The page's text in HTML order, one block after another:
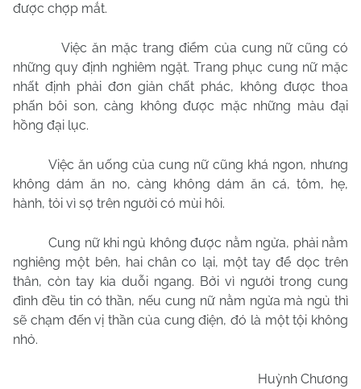
được chợp mắt.
Việc ăn mặc trang điểm của cung nữ cũng có
những quy định nghiêm ngặt. Trang phục cung nữ mặc
nhất định phải đơn giản chất phác, không được thoa
phấn bôi son, càng không được mặc những màu đại
hồng đại lục.
Việc ăn uống của cung nữ cũng khá ngon, nhưng
không dám ăn no, càng không dám ăn cá, tôm, hẹ,
hành, tỏi vì sợ trên người có mùi hôi.
Cung nữ khi ngủ không được nằm ngửa, phải nằm
nghiêng một bên, hai chân co lại, một tay để dọc trên
thân, còn tay kia duỗi ngang. Bởi vì người trong cung
đình đều tin có thần, nếu cung nữ nằm ngửa mà ngủ thì
sẽ chạm đến vị thần của cung điện, đó là một tội không
nhỏ.
Huỳnh Chương